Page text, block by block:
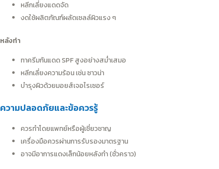
หลีกเลี่ยงแดดจัด
งดใช้ผลิตภัณฑ์ผลัดเซลล์ผิวแรง ๆ
หลังทำ
ทาครีมกันแดด SPF สูงอย่างสม่ำเสมอ
หลีกเลี่ยงความร้อน เช่น ซาวน่า
บำรุงผิวด้วยมอยส์เจอไรเซอร์
ความปลอดภัยและข้อควรรู้
ควรทำโดยแพทย์หรือผู้เชี่ยวชาญ
เครื่องมือควรผ่านการรับรองมาตรฐาน
อาจมีอาการแดงเล็กน้อยหลังทำ (ชั่วคราว)